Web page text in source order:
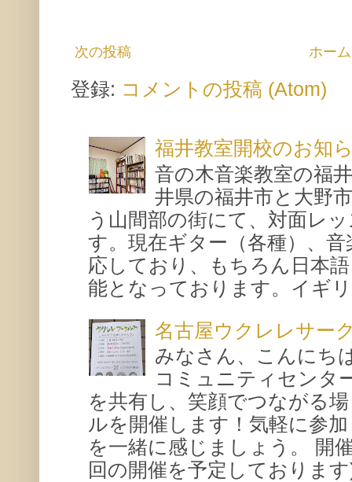
次の投稿 ホーム
登録: コメントの投稿 (Atom)
福井教室開校のお知
音の木音楽教室の福
井県の福井市と大野
う山間部の街にて、対面レ
す。現在ギター（各種）、
応しており、もちろん日本
能となっております。イギ
名古屋ウクレレサー
みなさん、こんにち
コミュニティセンタ
を共有し、笑顔でつながる
ルを開催します！気軽に参
を一緒に感じましょう。 開
回の開催を予定しておりま